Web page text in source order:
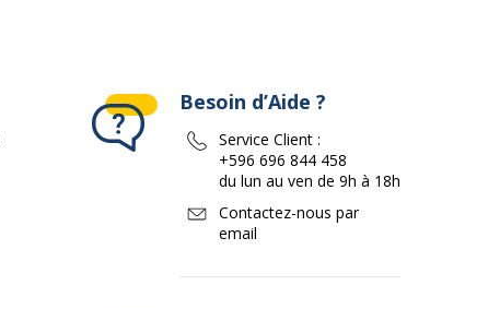
Besoin d’Aide ?
Service Client :
+596 696 844 458
du lun au ven de 9h à 18h
Contactez-nous par
email